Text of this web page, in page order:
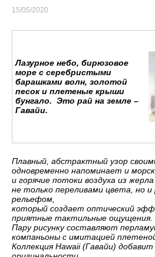
15/05/2020
Лазурное небо, бирюзовое
море с серебристыми
барашками волн, золотой
песок и плетеные крыши
бунгало. Это рай на земле –
Гавайи.
Плавный, абстрактный узор
одновременно напоминает и
и горячие потоки воздуха из
не только переливами цвета, но и
рельефом,
который создает оптический
приятные тактильные ощущения.
Пару рисунку составляют
компаньоны с имитацией
Коллекция Hawaii (Гавайи)